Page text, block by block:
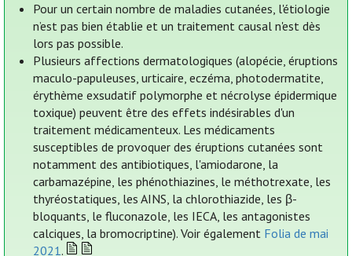
Pour un certain nombre de maladies cutanées, l'étiologie
n’est pas bien établie et un traitement causal n'est dès
lors pas possible.
Plusieurs affections dermatologiques (alopécie, éruptions
maculo-papuleuses, urticaire, eczéma, photodermatite,
érythème exsudatif polymorphe et nécrolyse épidermique
toxique) peuvent être des effets indésirables d'un
traitement médicamenteux. Les médicaments
susceptibles de provoquer des éruptions cutanées sont
notamment des antibiotiques, l'amiodarone, la
carbamazépine, les phénothiazines, le méthotrexate, les
thyréostatiques, les AINS, la chlorothiazide, les β-
bloquants, le fluconazole, les IECA, les antagonistes
calciques, la bromocriptine). Voir également Folia de mai
2021.